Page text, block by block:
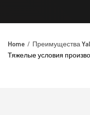
Home Преимущества
Тяжелые условия